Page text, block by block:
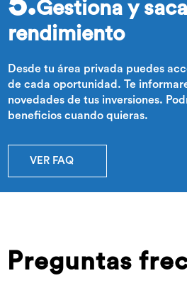
Gestiona y
rendimiento
Desde tu área privada puedes
de cada oportunidad. Te
novedades de tus inversiones.
beneficios cuando quieras.
VER FAQ
Preguntas